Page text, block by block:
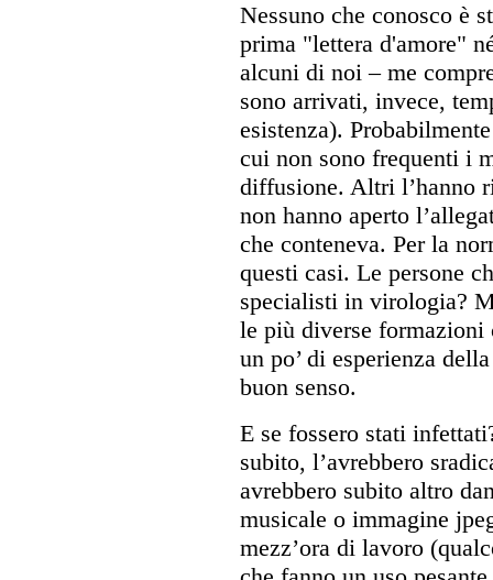
Nessuno che conosco è
prima "lettera d'amore"
alcuni di noi – me
sono arrivati, invece,
esistenza).
cui non sono frequenti i
diffusione. Altri l’hanno
non hanno aperto
che conteneva. Per la
questi casi. Le persone
specialisti in virologia?
le più diverse
un po’ di esperienza
buon senso.
E se fossero stati
subito, l’avrebbero
avrebbero subito altro
musicale o immagine
mezz’ora di lavoro